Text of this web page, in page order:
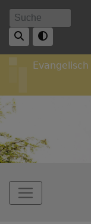
Direkt
zum
Inhalt
Suche